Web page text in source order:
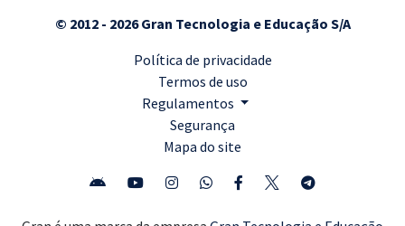
© 2012 - 2026 Gran Tecnologia e Educação S/A
Política de privacidade
Termos de uso
Regulamentos
Segurança
Mapa do site